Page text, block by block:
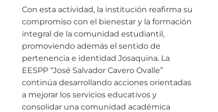
Con esta actividad, la institución reafirma su
compromiso con el bienestar y la formación
integral de la comunidad estudiantil,
promoviendo además el sentido de
pertenencia e identidad Josaquina. La
EESPP “José Salvador Cavero Ovalle”
continúa desarrollando acciones orientadas
a mejorar los servicios educativos y
consolidar una comunidad académica